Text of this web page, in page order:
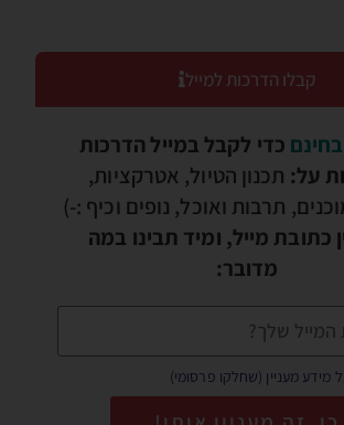
קבלו הדרכות למייל
בחינם כדי לקבל במייל הדרכות
על: תכנון הטיול, אטרקציות,
תרבות ואוכל, נופים וכיף :-)
כתובת מייל, ומיד תבינו במה
מדובר:
מעניין (שחלקו פרסומי)